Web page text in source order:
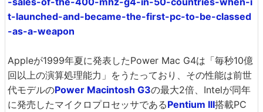
t-launched-and-became-the-first-pc-to-be-classed
-as-a-weapon
Appleが1999年夏に発表したPower Mac G4は「毎秒10億
回以上の演算処理能力」をうたっており、その性能は前世
代モデルのPower Macintosh G3の最大2倍、Intelが同年
に発売したマイクロプロセッサであるPentium III搭載PC